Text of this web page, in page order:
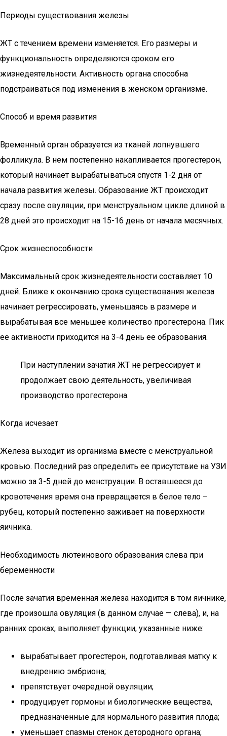
Периоды существования железы
ЖТ с течением времени изменяется. Его размеры и
функциональность определяются сроком его
жизнедеятельности. Активность органа способна
подстраиваться под изменения в женском организме.
Способ и время развития
Временный орган образуется из тканей лопнувшего
фолликула. В нем постепенно накапливается прогестерон,
который начинает вырабатываться спустя 1-2 дня от
начала развития железы. Образование ЖТ происходит
сразу после овуляции, при менструальном цикле длиной в
28 дней это происходит на 15-16 день от начала месячных.
Срок жизнеспособности
Максимальный срок жизнедеятельности составляет 10
дней. Ближе к окончанию срока существования железа
начинает регрессировать, уменьшаясь в размере и
вырабатывая все меньшее количество прогестерона. Пик
ее активности приходится на 3-4 день ее образования.
При наступлении зачатия ЖТ не регрессирует и
продолжает свою деятельность, увеличивая
производство прогестерона.
Когда исчезает
Железа выходит из организма вместе с менструальной
кровью. Последний раз определить ее присутствие на УЗИ
можно за 3-5 дней до менструации. В оставшееся до
кровотечения время она превращается в белое тело –
рубец, который постепенно заживает на поверхности
яичника.
Необходимость лютеинового образования слева при
беременности
После зачатия временная железа находится в том яичнике,
где произошла овуляция (в данном случае — слева), и, на
ранних сроках, выполняет функции, указанные ниже:
вырабатывает прогестерон, подготавливая матку к
внедрению эмбриона;
препятствует очередной овуляции;
продуцирует гормоны и биологические вещества,
предназначенные для нормального развития плода;
уменьшает спазмы стенок детородного органа;